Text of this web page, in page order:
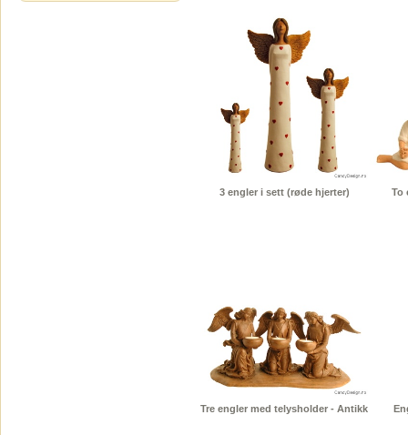
3 engler i sett (røde hjerter) To
Tre engler med telysholder - Antikk